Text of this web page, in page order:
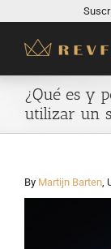
content
¿Qué es y
utilizar un
By Martijn Barten,